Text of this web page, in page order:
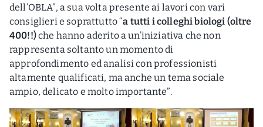
dell’OBLA”, a sua volta presente ai lavori con vari
consiglieri e soprattutto “a tutti i colleghi biologi (oltre
400!!)che hanno aderito a un’iniziativa che non
rappresenta soltanto un momento di
approfondimento ed analisi con professionisti
altamente qualificati, ma anche un tema sociale
ampio, delicato e molto importante”.